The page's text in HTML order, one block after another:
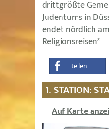
drittgrößte
Judentums in
endet nördlich
Religionsreisen*
teilen
1. STATION:
Auf Karte